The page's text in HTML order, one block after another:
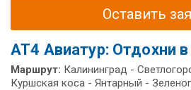
Оставить
AT4 Авиатур: Отдохни
Маршрут: Калининград -
Куршская коса - Янтарный -